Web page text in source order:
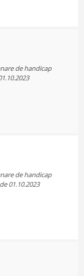
de handicap
de handicap
01.10.2023